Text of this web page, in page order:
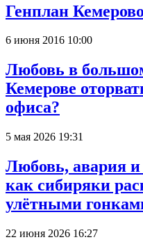
Генплан
6 июня 2016 10:00
Любовь в
Кемерове
офиса?
5 мая 2026 19:31
Любовь, авария
как сибиряки
улётными
22 июня 2026 16:27